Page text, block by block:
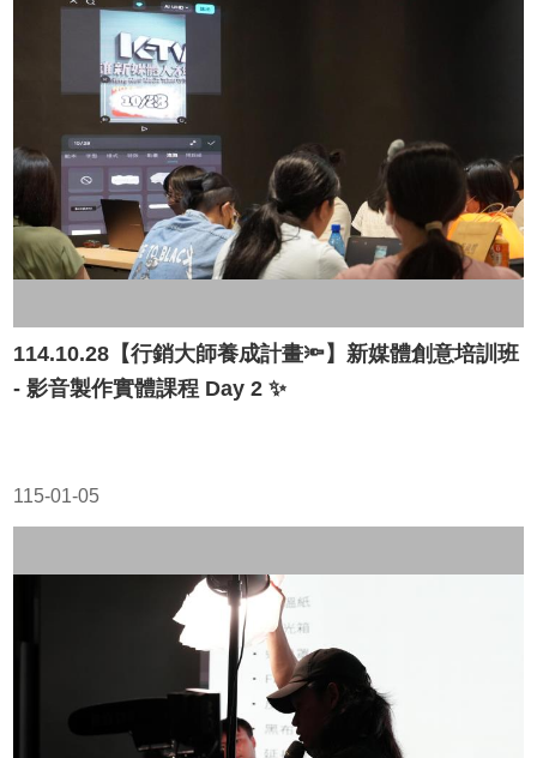
114.10.28【行銷大師養成計畫🔦】新媒體創意培訓班
- 影音製作實體課程 Day 2 ✨
115-01-05